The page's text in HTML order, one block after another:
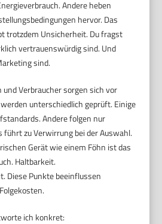
Andere heben
hervor. Das
trotzdem Unsicherheit. Du fragst
vertrauenswürdig sind. Und
sind.
Verbraucher sorgen sich vor
unterschiedlich geprüft. Einige
Andere folgen nur
führt zu Verwirrung bei der Auswahl.
Gerät wie einem Föhn ist das
Haltbarkeit.
Diese Punkte beeinflussen
ich konkret: